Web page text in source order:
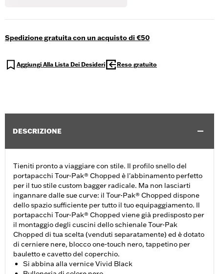
Spedizione gratuita con un acquisto di €50
Aggiungi Alla Lista Dei Desideri Reso gratuito
DESCRIZIONE
Tieniti pronto a viaggiare con stile. Il profilo snello del
portapacchi Tour-Pak® Chopped è l'abbinamento perfetto
per il tuo stile custom bagger radicale. Ma non lasciarti
ingannare dalle sue curve: il Tour-Pak® Chopped dispone
dello spazio sufficiente per tutto il tuo equipaggiamento. Il
portapacchi Tour-Pak® Chopped viene già predisposto per
il montaggio degli cuscini dello schienale Tour-Pak
Chopped di tua scelta (venduti separatamente) ed è dotato
di cerniere nere, blocco one-touch nero, tappetino per
bauletto e cavetto del coperchio.
Si abbina alla vernice Vivid Black